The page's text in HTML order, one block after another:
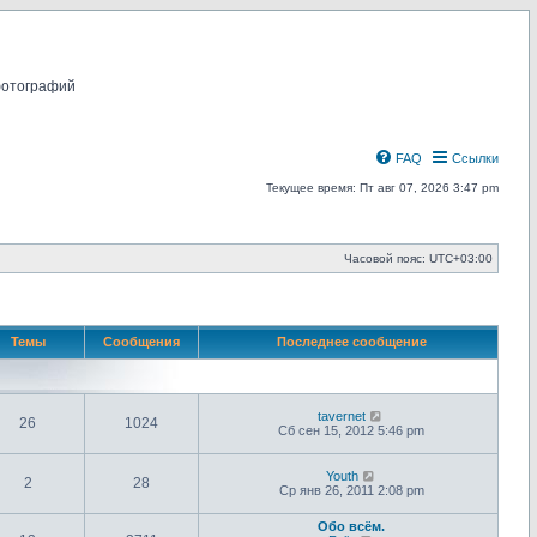
Ссылки
FAQ
Текущее время: Пт авг 07, 2026 3:47 pm
Часовой пояс: UTC+03:00
Темы Сообщения Последнее сообщение
26 1024 tavernet
е
е
т
к
п
Сб сен 15, 2012 5:46 pm
2 28 Youth
е
е
й
Ср янв 26, 2011 2:08 pm
Обо всём.